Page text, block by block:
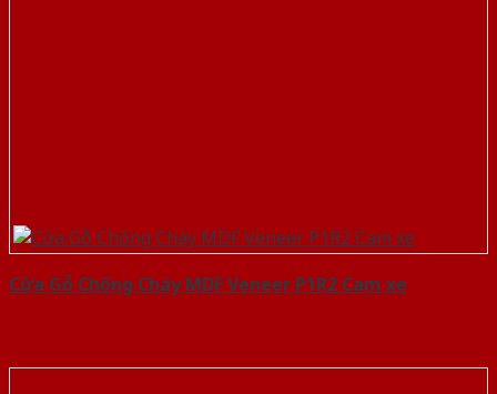
Cửa Gỗ Chống Cháy MDF Veneer P1R2 Cam xe